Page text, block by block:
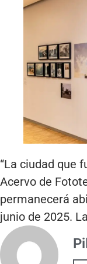
“La ciudad que
Acervo de
permanecerá
junio de 2025.